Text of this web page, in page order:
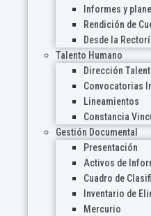
Informes y
Rendición de
Desde la
Talento Humano
Dirección
Convocatorias
Lineamientos
Constancia
Gestión Documental
Presentación
Activos de
Cuadro de
Inventario de
Mercurio